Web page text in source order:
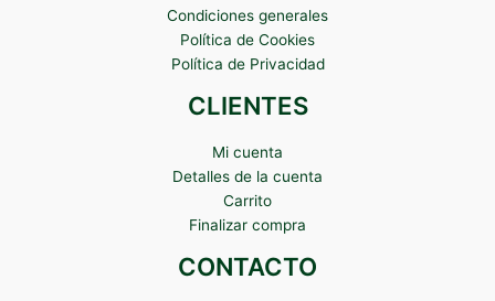
Condiciones generales
Política de Cookies
Política de Privacidad
CLIENTES
Mi cuenta
Detalles de la cuenta
Carrito
Finalizar compra
CONTACTO